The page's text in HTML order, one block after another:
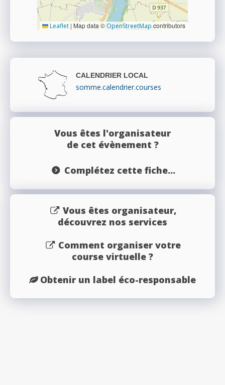
Leaflet | Map data © OpenStreetMap contributors
CALENDRIER LOCAL
somme.calendrier.courses
Vous êtes l'organisateur
de cet évènement ?
Complétez cette fiche...
Vous êtes organisateur,
découvrez nos services
Comment organiser votre
course virtuelle ?
Obtenir un label éco-responsable